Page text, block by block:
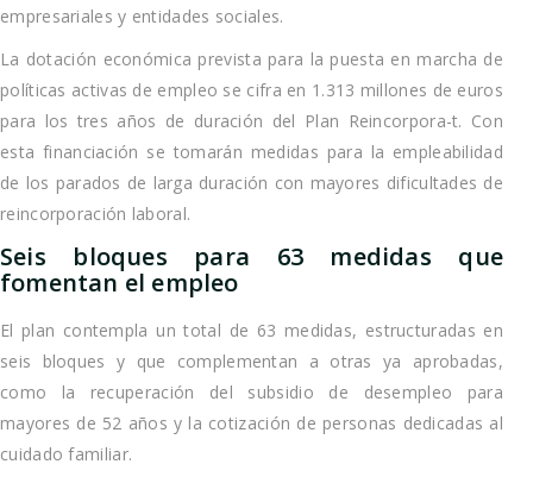
empresariales y entidades sociales.
La dotación económica prevista para la puesta en marcha de
políticas activas de empleo se cifra en 1.313 millones de euros
para los tres años de duración del Plan Reincorpora-t. Con
esta financiación se tomarán medidas para la empleabilidad
de los parados de larga duración con mayores dificultades de
reincorporación laboral.
Seis bloques para 63 medidas que
fomentan el empleo
El plan contempla un total de 63 medidas, estructuradas en
seis bloques y que complementan a otras ya aprobadas,
como la recuperación del subsidio de desempleo para
mayores de 52 años y la cotización de personas dedicadas al
cuidado familiar.